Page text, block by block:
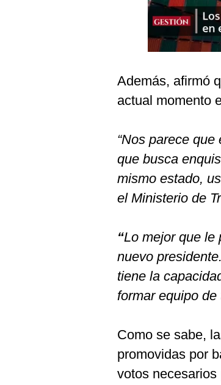
Además, afirmó
actual momento
“Nos parece
que busca
mismo estado,
el Ministerio de
“Lo mejor que le
nuevo
tiene la
formar equipo
Como se sabe,
promovidas por
votos